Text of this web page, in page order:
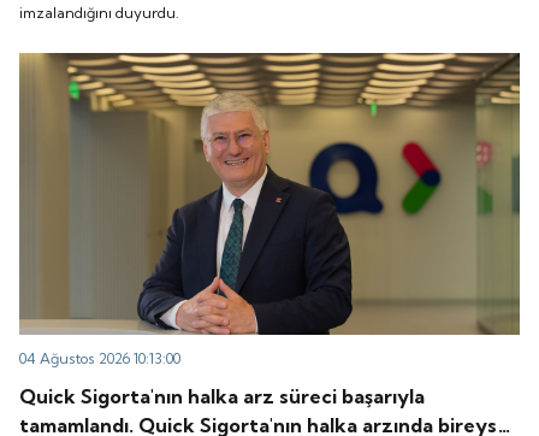
imzalandığını duyurdu.
04 Ağustos 2026 10:13:00
Quick Sigorta'nın halka arz süreci başarıyla
tamamlandı. Quick Sigorta'nın halka arzında bireysel